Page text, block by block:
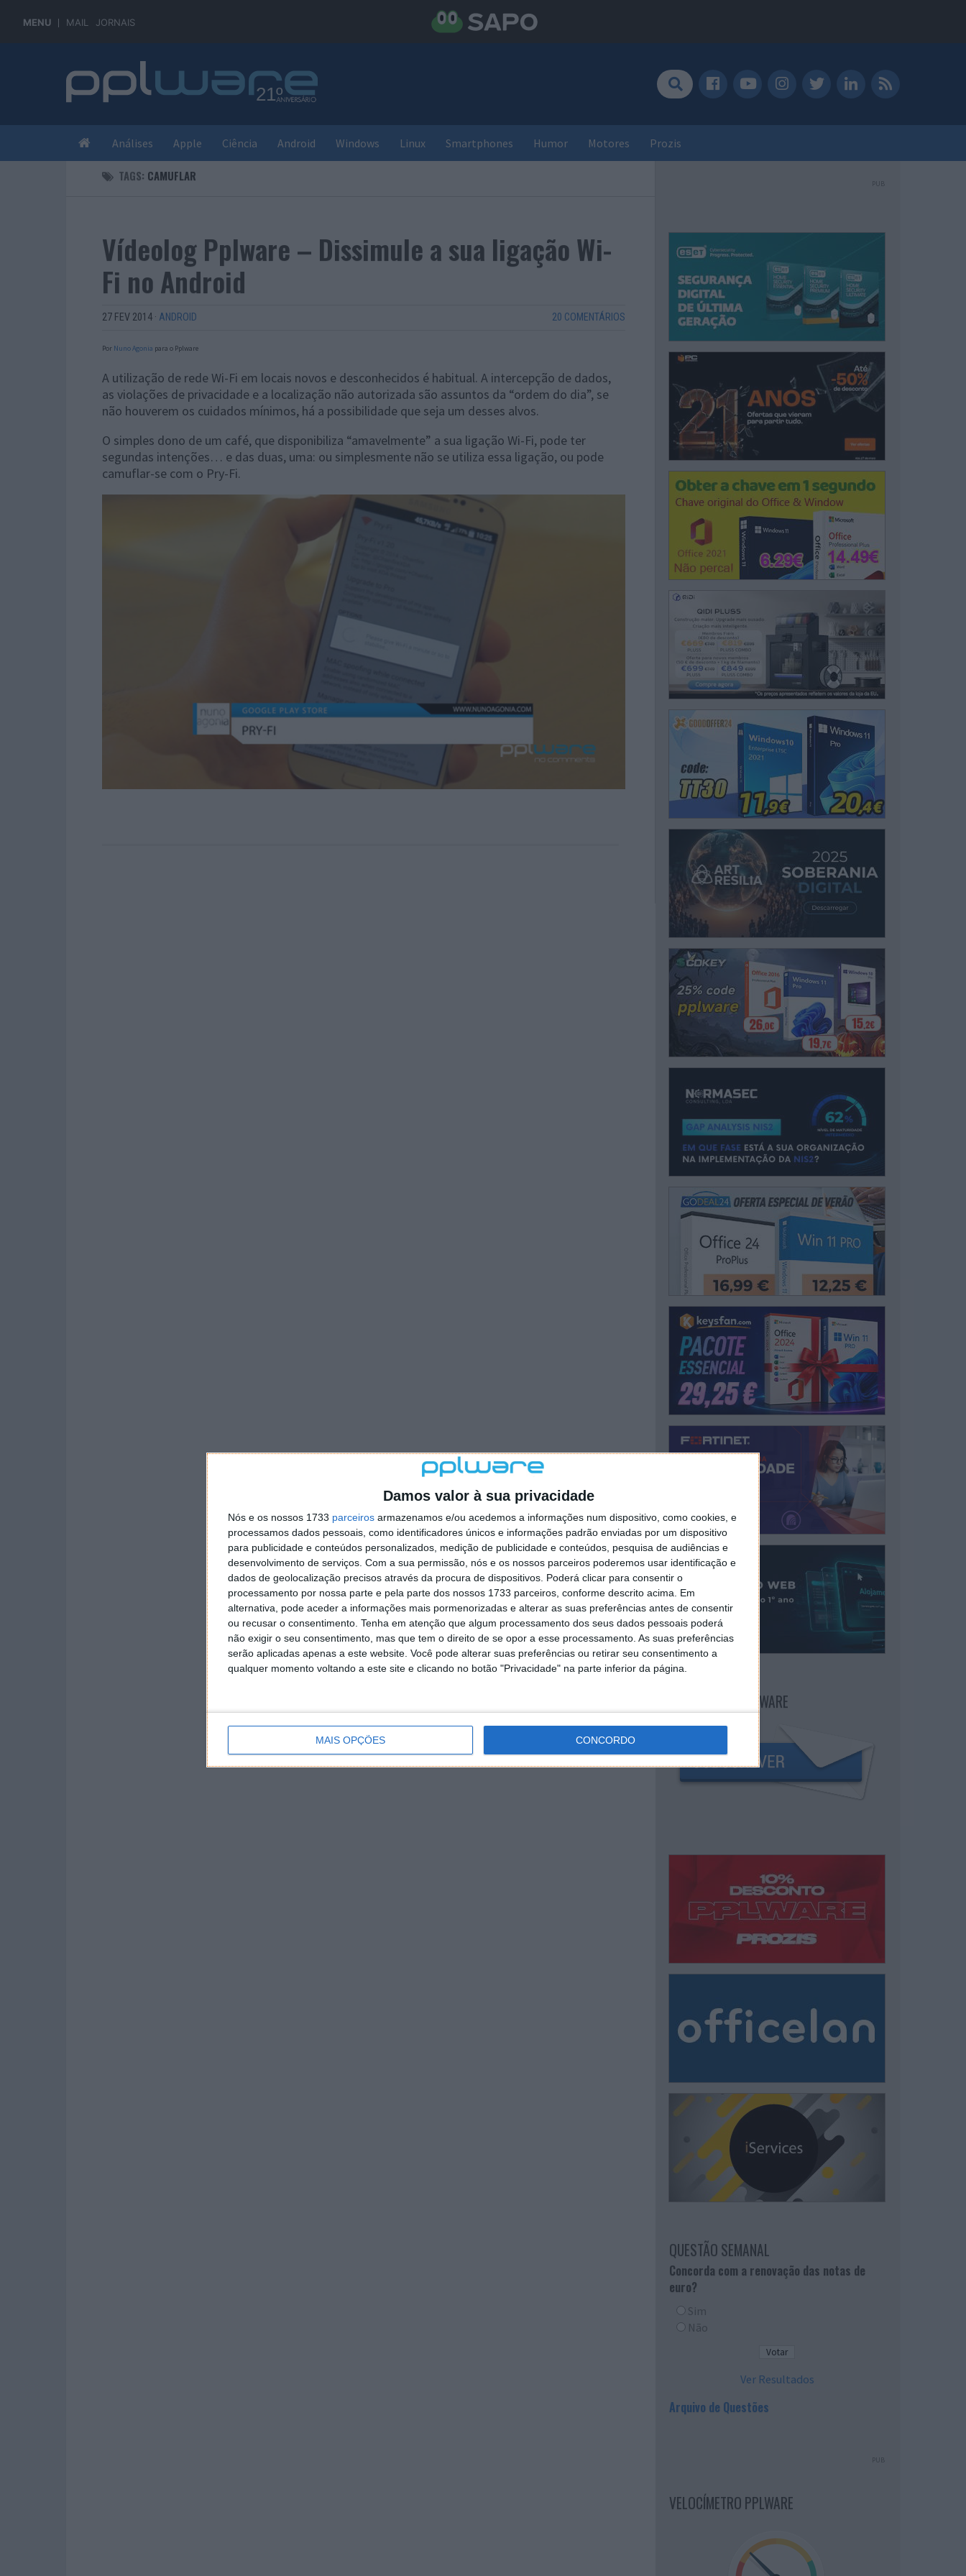
Damos valor à sua privacidade
Nós e os nossos 1733 parceiros armazenamos e/ou acedemos a informações num dispositivo, como cookies, e
processamos dados pessoais, como identificadores únicos e informações padrão enviadas por um dispositivo
para publicidade e conteúdos personalizados, medição de publicidade e conteúdos, pesquisa de audiências e
desenvolvimento de serviços. Com a sua permissão, nós e os nossos parceiros poderemos usar identificação e
dados de geolocalização precisos através da procura de dispositivos. Poderá clicar para consentir o
processamento por nossa parte e pela parte dos nossos 1733 parceiros, conforme descrito acima. Em
alternativa, pode aceder a informações mais pormenorizadas e alterar as suas preferências antes de consentir
ou recusar o consentimento. Tenha em atenção que algum processamento dos seus dados pessoais poderá
não exigir o seu consentimento, mas que tem o direito de se opor a esse processamento. As suas preferências
serão aplicadas apenas a este website. Você pode alterar suas preferências ou retirar seu consentimento a
qualquer momento voltando a este site e clicando no botão "Privacidade" na parte inferior da página.
MAIS OPÇÕES CONCORDO
MENU MAIL JORNAIS
Análises Apple Ciência Android Windows Linux Smartphones Humor Motores Prozis
TAGS: CAMUFLAR
Vídeolog Pplware – Dissimule a sua ligação Wi-
Fi no Android
27 FEV 2014 · ANDROID 20 COMENTÁRIOS
Por Nuno Agonia para o Pplware
A utilização de rede Wi-Fi em locais novos e desconhecidos é habitual. A intercepção de dados,
as violações de privacidade e a localização não autorizada são assuntos da “ordem do dia”, se
não houverem os cuidados mínimos, há a possibilidade que seja um desses alvos.
O simples dono de um café, que disponibiliza “amavelmente” a sua ligação Wi-Fi, pode ter
segundas intenções… e das duas, uma: ou simplesmente não se utiliza essa ligação, ou pode
camuflar-se com o Pry-Fi.
PUB
NEWSLETTER PPLWARE
QUESTÃO SEMANAL
Concorda com a renovação das notas de
euro?
Sim
Não
Ver Resultados
Arquivo de Questões
PUB
VELOCÍMETRO PPLWARE